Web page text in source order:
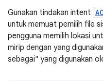
Gunakan tindakan intent
untuk memuat pemilih file
pengguna memilih lokasi
mirip dengan yang
sebagai" yang digunakan